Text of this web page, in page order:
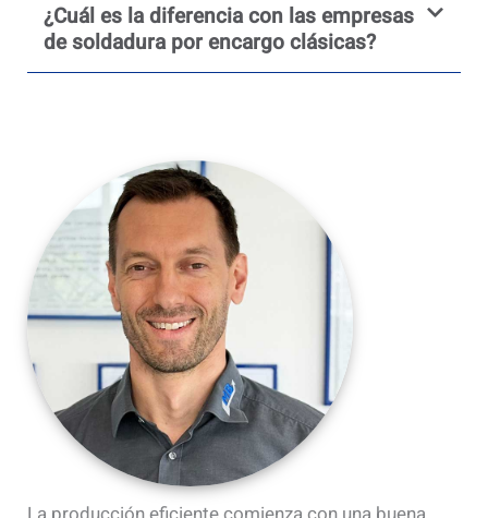
¿Cuál es la diferencia con las empresas
de soldadura por encargo clásicas?